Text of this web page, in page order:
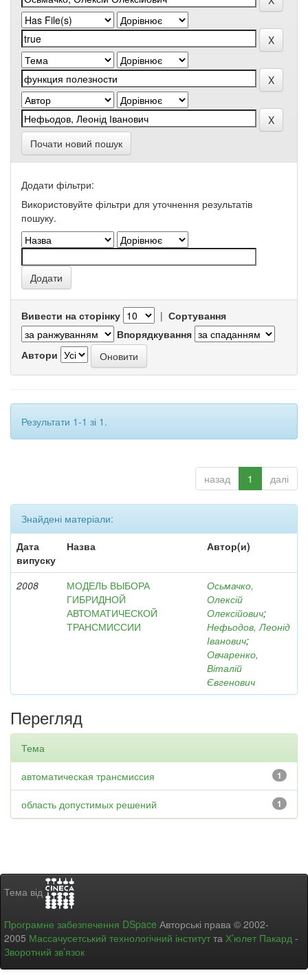
Почати новий пошук
Додати фільтри:
Використовуйте фільтри для уточнення результатів
пошуку.
Вивести на сторінку | Сортування
Впорядкування
Автори
Результати 1-1 зі 1.
назад 1 далі
Знайдені матеріали:
Дата
випуску
Назва Автор(и)
2008
МОДЕЛЬ ВЫБОРА
ГИБРИДНОЙ
АВТОМАТИЧЕСКОЙ
ТРАНСМИССИИ
Осьмачко,
Олексій
Олексійович;
Нефьодов, Леонід
Іванович;
Овчаренко,
Віталій
Євгенович
Перегляд
Тема
1
автоматическая трансмиссия
1
область допустимых решений
Тема від
Програмне забезпечення DSpace Авторські права © 2002-
2005 Массачусетський технологічний інститут та Х’юлет Пакард -
Зворотний зв’язок